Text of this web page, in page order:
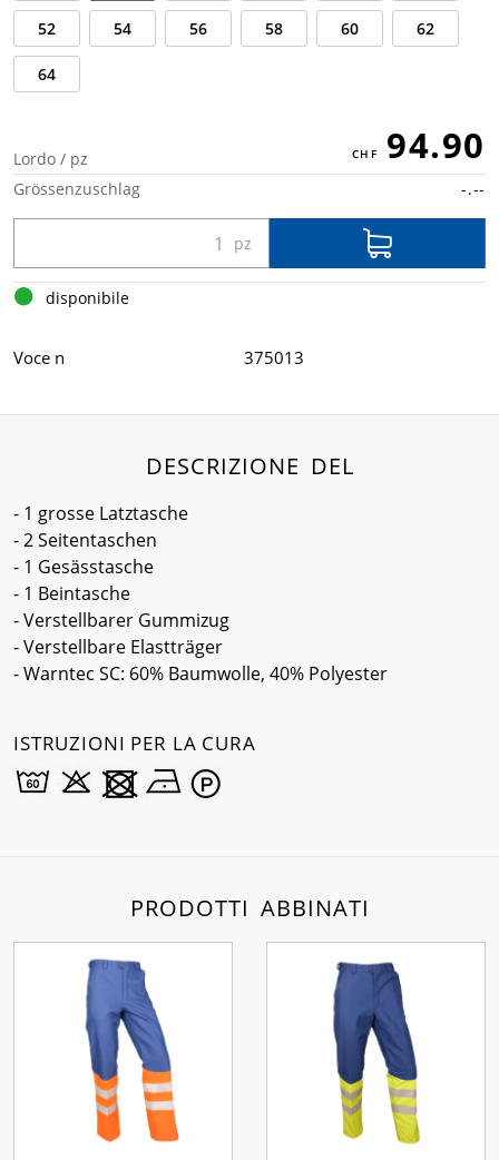
52 54 56 58 60 62
64
Lordo / pz 94.90
Grössenzuschlag -.--
disponibile
Voce n 375013
DESCRIZIONE DEL
- 1 grosse Latztasche
- 2 Seitentaschen
- 1 Gesässtasche
- 1 Beintasche
- Verstellbarer Gummizug
- Verstellbare Elastträger
- Warntec SC: 60% Baumwolle, 40% Polyester
ISTRUZIONI PER LA CURA
PRODOTTI ABBINATI